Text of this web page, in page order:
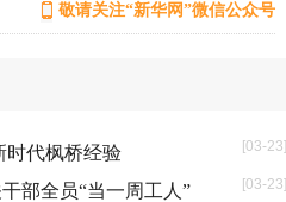
敬请关注“新华网”微信公众号
[03-23]
时代枫桥经验
[03-23]
部全员“当一周工人”